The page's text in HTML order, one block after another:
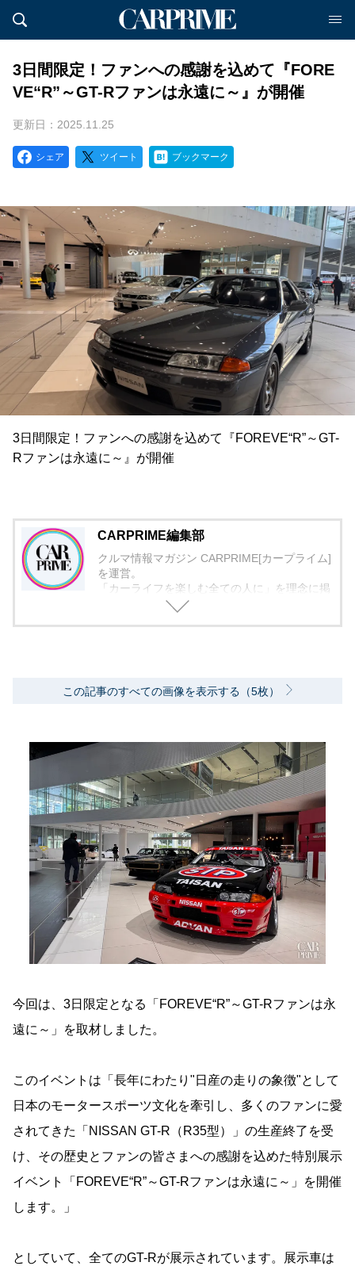
3日間限定！ファンへの感謝を込めて『FORE
VE“R”～GT-Rファンは永遠に～』が開催
更新日：2025.11.25
シェア ツイート ブックマーク
3日間限定！ファンへの感謝を込めて『FOREVE“R”～GT-
Rファンは永遠に～』が開催
CARPRIME編集部
クルマ情報マガジン CARPRIME[カープライム]
を運営。
「カーライフを楽しむ全ての人に」を理念に掲
げ、編集に取り組んでいます。
この記事のすべての画像を表示する（5枚）
今回は、3日限定となる「FOREVE“R”～GT-Rファンは永
遠に～」を取材しました。
このイベントは「長年にわたり"日産の走りの象徴"として
日本のモータースポーツ文化を牽引し、多くのファンに愛
されてきた「NISSAN GT-R（R35型）」の生産終了を受
け、その歴史とファンの皆さまへの感謝を込めた特別展示
イベント「FOREVE“R”～GT-Rファンは永遠に～」を開催
します。」
としていて、全てのGT-Rが展示されています。展示車は